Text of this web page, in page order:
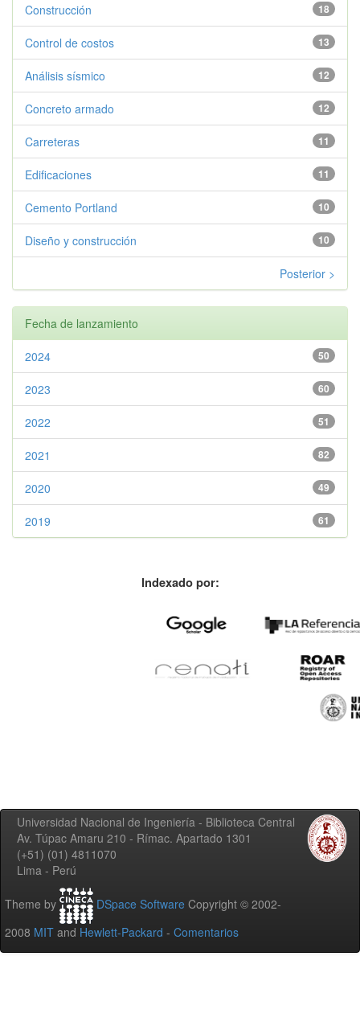
18
Construcción
13
Control de costos
12
Análisis sísmico
12
Concreto armado
11
Carreteras
11
Edificaciones
10
Cemento Portland
10
Diseño y construcción
Posterior >
Fecha de lanzamiento
50
2024
60
2023
51
2022
82
2021
49
2020
61
2019
Indexado por:
Universidad Nacional de Ingeniería - Biblioteca Central
Av. Túpac Amaru 210 - Rímac. Apartado 1301
(+51) (01) 4811070
Lima - Perú
Theme by DSpace Software Copyright © 2002-
2008 MIT and Hewlett-Packard - Comentarios